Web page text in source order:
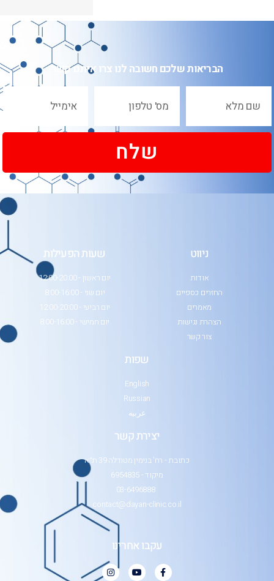
הבריאות שלכם חשובה לנו צרו איתנו קשר
שלח
ניווט
אודות
החזרים כספיים
מאמרים
הצהרת נגישות
צור קשר
שעות הפעילות
יום ראשון - 12:00-20:00
יום שני - 8:00-16:00
יום רביעי - 12:00-20:00
יום חמישי - 8:00-16:00
שפות
English
Russian
عربيه
יצירת קשר
כתובת - רח' בנימין מטודלה 39 ת״א
מיקוד - 6954835
03-6496888
contact@dayan-clinic.co.il
עקבו אחרינו